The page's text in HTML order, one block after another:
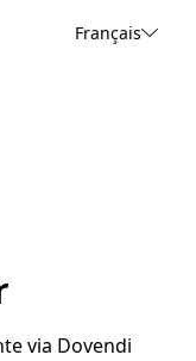
Français
via Dovendi